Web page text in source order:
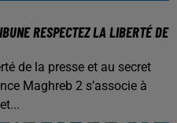
RESPECTEZ LA LIBERTÉ DE
de la presse et au secret
Maghreb 2 s’associe à